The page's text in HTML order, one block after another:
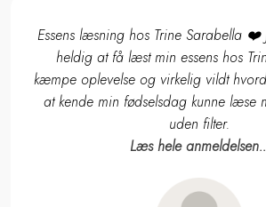
Essens læsning hos Trine Sarabella ❤️
heldig at få læst min essens hos
kæmpe oplevelse og virkelig vildt
at kende min fødselsdag kunne læse
uden filter.
Læs hele